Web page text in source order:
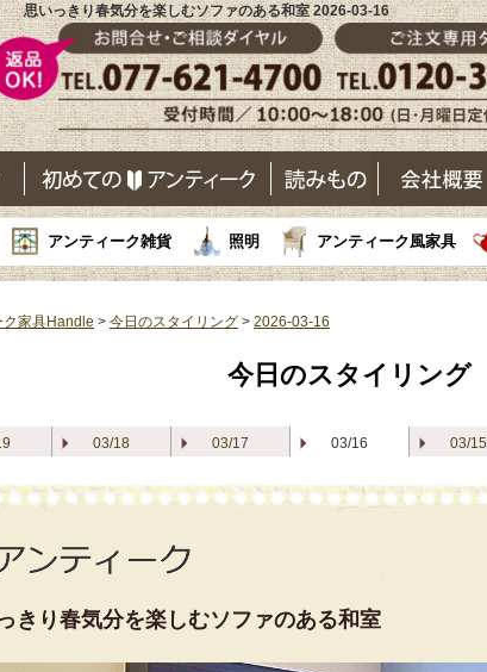
思いっきり春気分を楽しむソファのある和室 2026-03-16
アンティーク雑貨 照明 アンティーク風家具
ク家具Handle > 今日のスタイリング > 2026-03-16
今日のスタイリング
03/18 03/17 03/16 03/15
きり春気分を楽しむソファのある和室